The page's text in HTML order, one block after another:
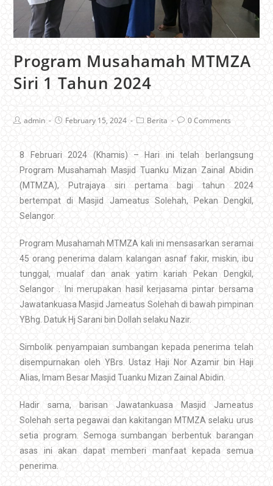
Program Musahamah MTMZA
Siri 1 Tahun 2024
admin February 15, 2024 Berita 0 Comments
8 Februari 2024 (Khamis) – Hari ini telah berlangsung
Program Musahamah Masjid Tuanku Mizan Zainal Abidin
(MTMZA), Putrajaya siri pertama bagi tahun 2024
bertempat di Masjid Jameatus Solehah, Pekan Dengkil,
Selangor.
Program Musahamah MTMZA kali ini mensasarkan seramai
45 orang penerima dalam kalangan asnaf fakir, miskin, ibu
tunggal, mualaf dan anak yatim kariah Pekan Dengkil,
Selangor . Ini merupakan hasil kerjasama pintar bersama
Jawatankuasa Masjid Jameatus Solehah di bawah pimpinan
YBhg. Datuk Hj Sarani bin Dollah selaku Nazir.
Simbolik penyampaian sumbangan kepada penerima telah
disempurnakan oleh YBrs. Ustaz Haji Nor Azamir bin Haji
Alias, Imam Besar Masjid Tuanku Mizan Zainal Abidin.
Hadir sama, barisan Jawatankuasa Masjid Jameatus
Solehah serta pegawai dan kakitangan MTMZA selaku urus
setia program. Semoga sumbangan berbentuk barangan
asas ini akan dapat memberi manfaat kepada semua
penerima.